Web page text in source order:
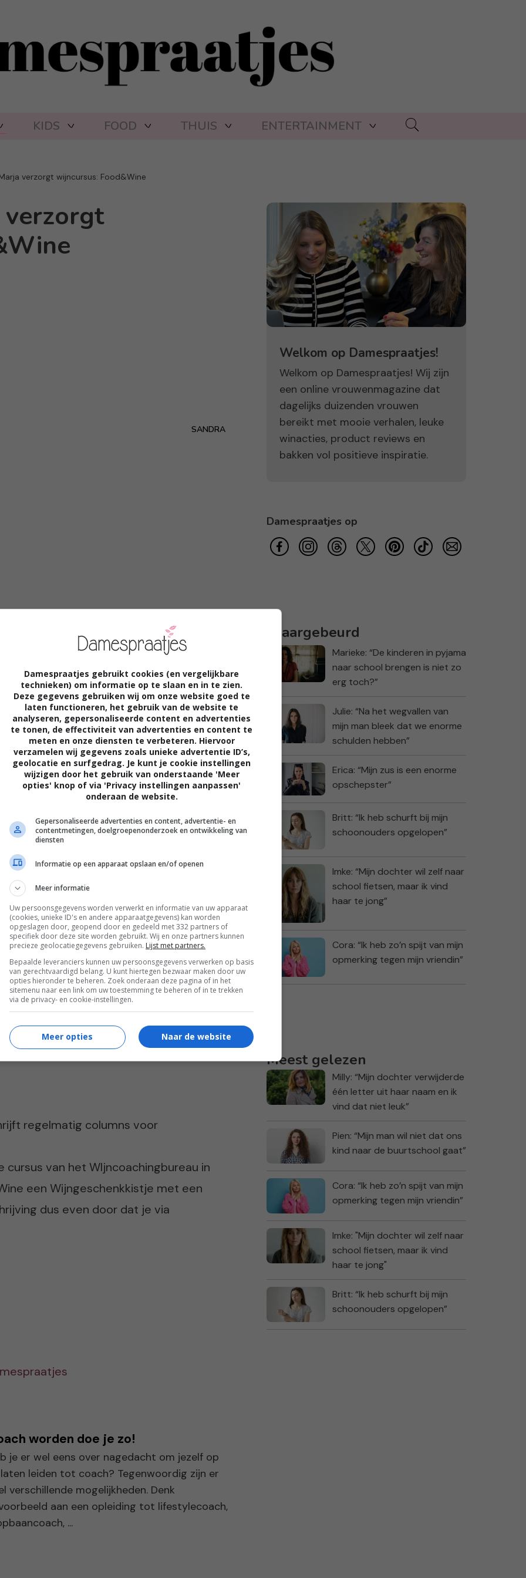
KIDS FOOD THUIS ENTERTAINMENT
verzorgt wijncursus: Food&Wine
verzorgt
SANDRA
het Wijncoachingbureau met de
! In tegenstelling en aanvullend op
deze cursus besloten in smaak en
Peter Klosse gedefinieerde
matcht Wine en vice versa.
stelt Marja van Beek van het
gedurende 9 avonden. Ze maken deze
spel.”
is belangrijk, ook de kennis die
om te lezen in, uit en over de
waar je een goede wijnkaart kunt
meegepakt. Kooktechnieken
van het Pakhuis van BuyYourWine,
een zekere passie voor wijn.
regelmatig columns voor
van het WIjncoachingbureau in
een Wijngeschenkkistje met een
dus even door dat je via
worden doe je zo!
je er wel eens over nagedacht om jezelf op
leiden tot coach? Tegenwoordig zijn er
verschillende mogelijkheden. Denk
aan een opleiding tot lifestylecoach,
...
Welkom op Damespraatjes!
Welkom op Damespraatjes! Wij zijn
een online vrouwenmagazine dat
dagelijks duizenden vrouwen
bereikt met mooie verhalen, leuke
winacties, product reviews en
bakken vol positieve inspiratie.
Damespraatjes op
Waargebeurd
Marieke: “De kinderen in pyjama
naar school brengen is niet zo
erg toch?”
Julie: “Na het wegvallen van
mijn man bleek dat we enorme
schulden hebben”
Erica: “Mijn zus is een enorme
opschepster”
Britt: “Ik heb schurft bij mijn
schoonouders opgelopen”
Imke: “Mijn dochter wil zelf naar
school fietsen, maar ik vind
haar te jong”
Cora: “Ik heb zo’n spijt van mijn
opmerking tegen mijn vriendin”
Meest gelezen
Milly: “Mijn dochter verwijderde
één letter uit haar naam en ik
vind dat niet leuk”
Pien: “Mijn man wil niet dat ons
kind naar de buurtschool gaat”
Cora: “Ik heb zo’n spijt van mijn
opmerking tegen mijn vriendin”
Imke: "Mijn dochter wil zelf naar
school fietsen, maar ik vind
haar te jong"
Britt: “Ik heb schurft bij mijn
schoonouders opgelopen”
Damespraatjes gebruikt cookies (en vergelijkbare
technieken) om informatie op te slaan en in te zien.
Deze gegevens gebruiken wij om onze website goed te
laten functioneren, het gebruik van de website te
analyseren, gepersonaliseerde content en advertenties
te tonen, de effectiviteit van advertenties en content te
meten en onze diensten te verbeteren. Hiervoor
verzamelen wij gegevens zoals unieke advertentie ID’s,
geolocatie en surfgedrag. Je kunt je cookie instellingen
wijzigen door het gebruik van onderstaande 'Meer
opties' knop of via 'Privacy instellingen aanpassen'
onderaan de website.
Gepersonaliseerde advertenties en content, advertentie- en
contentmetingen, doelgroepenonderzoek en ontwikkeling van
diensten
Informatie op een apparaat opslaan en/of openen
Meer informatie
Uw persoonsgegevens worden verwerkt en informatie van uw apparaat
(cookies, unieke ID's en andere apparaatgegevens) kan worden
opgeslagen door, geopend door en gedeeld met 332 partners of
specifiek door deze site worden gebruikt. Wij en onze partners kunnen
precieze geolocatiegegevens gebruiken. Lijst met partners.
Bepaalde leveranciers kunnen uw persoonsgegevens verwerken op basis
van gerechtvaardigd belang. U kunt hiertegen bezwaar maken door uw
opties hieronder te beheren. Zoek onderaan deze pagina of in het
sitemenu naar een link om uw toestemming te beheren of in te trekken
via de privacy- en cookie-instellingen.
Naar de website
Meer opties